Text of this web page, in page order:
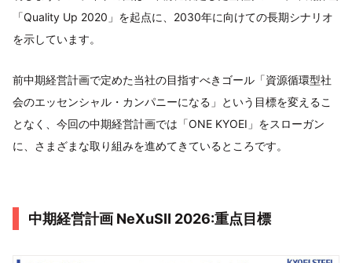
「Quality Up 2020」を起点に、2030年に向けての⻑期シナリオ
を示しています。
前中期経営計画で定めた当社の目指すべきゴール「資源循環型社
会のエッセンシャル・カンパニーになる」という目標を変えるこ
となく、今回の中期経営計画では「ONE KYOEI」をスローガン
に、さまざまな取り組みを進めてきているところです。
中期経営計画 NeXuSⅡ 2026:重点目標